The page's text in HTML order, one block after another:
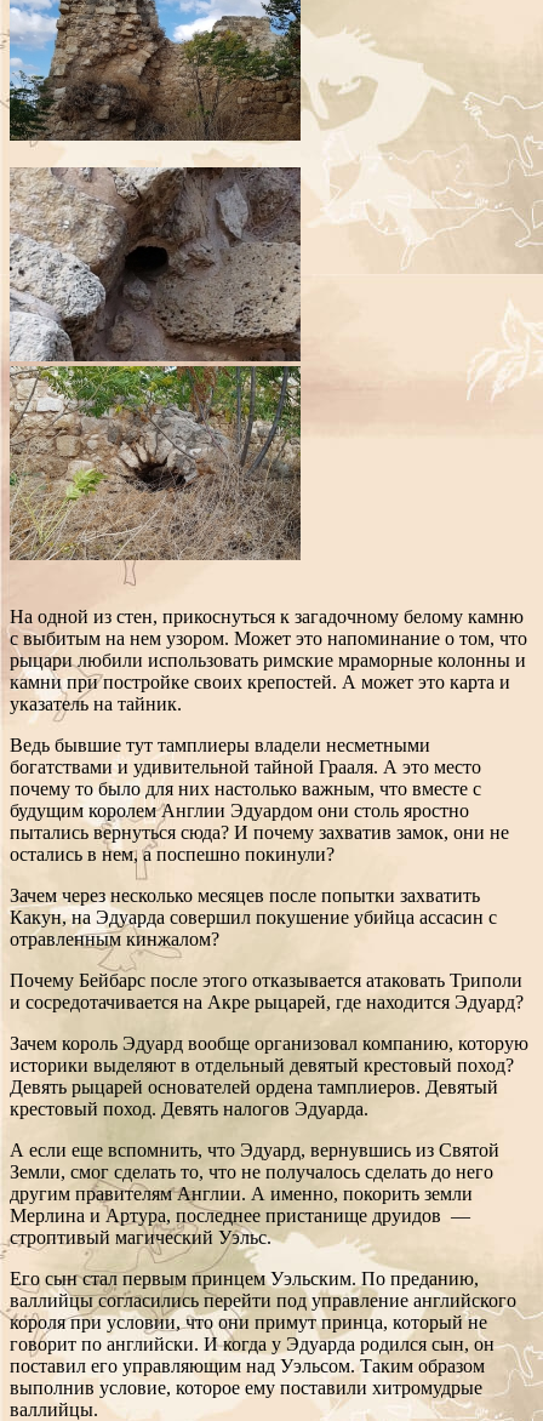
На одной из стен, прикоснуться к загадочному белому камню
с выбитым на нем узором. Может это напоминание о том, что
рыцари любили использовать римские мраморные колонны и
камни при постройке своих крепостей. А может это карта и
указатель на тайник.
Ведь бывшие тут тамплиеры владели несметными
богатствами и удивительной тайной Грааля. А это место
почему то было для них настолько важным, что вместе с
будущим королем Англии Эдуардом они столь яростно
пытались вернуться сюда? И почему захватив замок, они не
остались в нем, а поспешно покинули?
Зачем через несколько месяцев после попытки захватить
Какун, на Эдуарда совершил покушение убийца ассасин с
отравленным кинжалом?
Почему Бейбарс после этого отказывается атаковать Триполи
и сосредотачивается на Акре рыцарей, где находится Эдуард?
Зачем король Эдуард вообще организовал компанию, которую
историки выделяют в отдельный девятый крестовый поход?
Девять рыцарей основателей ордена тамплиеров. Девятый
крестовый поход. Девять налогов Эдуарда.
А если еще вспомнить, что Эдуард, вернувшись из Святой
Земли, смог сделать то, что не получалось сделать до него
другим правителям Англии. А именно, покорить земли
Мерлина и Артура, последнее пристанище друидов —
строптивый магический Уэльс.
Его сын стал первым принцем Уэльским. По преданию,
валлийцы согласились перейти под управление английского
короля при условии, что они примут принца, который не
говорит по английски. И когда у Эдуарда родился сын, он
поставил его управляющим над Уэльсом. Таким образом
выполнив условие, которое ему поставили хитромудрые
валлийцы.